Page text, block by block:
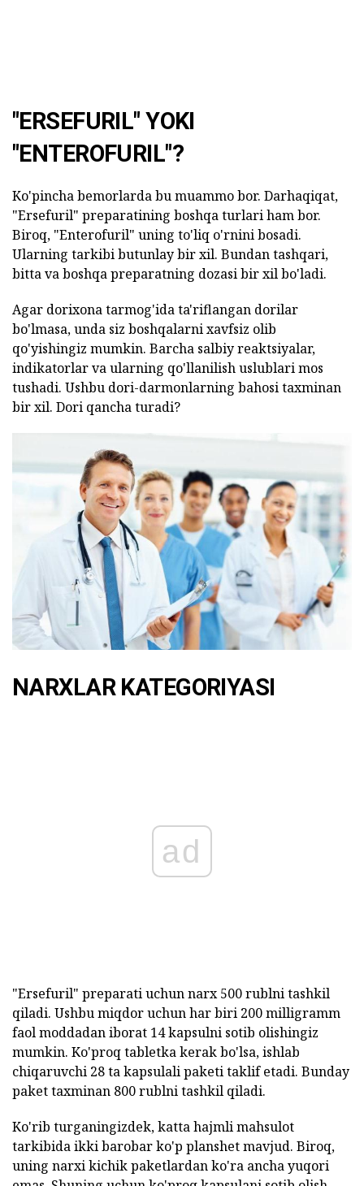
"ERSEFURIL" YOKI
"ENTEROFURIL"?
Ko'pincha bemorlarda bu muammo bor. Darhaqiqat,
"Ersefuril" preparatining boshqa turlari ham bor.
Biroq, "Enterofuril" uning to'liq o'rnini bosadi.
Ularning tarkibi butunlay bir xil. Bundan tashqari,
bitta va boshqa preparatning dozasi bir xil bo'ladi.
Agar dorixona tarmog'ida ta'riflangan dorilar
bo'lmasa, unda siz boshqalarni xavfsiz olib
qo'yishingiz mumkin. Barcha salbiy reaktsiyalar,
indikatorlar va ularning qo'llanilish uslublari mos
tushadi. Ushbu dori-darmonlarning bahosi taxminan
bir xil. Dori qancha turadi?
NARXLAR KATEGORIYASI
ad
"Ersefuril" preparati uchun narx 500 rublni tashkil
qiladi. Ushbu miqdor uchun har biri 200 milligramm
faol moddadan iborat 14 kapsulni sotib olishingiz
mumkin. Ko'proq tabletka kerak bo'lsa, ishlab
chiqaruvchi 28 ta kapsulali paketi taklif etadi. Bunday
paket taxminan 800 rublni tashkil qiladi.
Ko'rib turganingizdek, katta hajmli mahsulot
tarkibida ikki barobar ko'p planshet mavjud. Biroq,
uning narxi kichik paketlardan ko'ra ancha yuqori